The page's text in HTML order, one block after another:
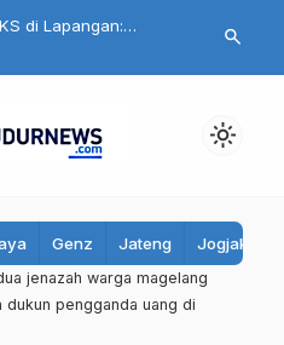
di Lapangan:
Kain Kaku hingga Ada
Cuma
Mall
search
light_mode
Genz Jateng Jogjakarta
jenazah warga magelang
pengganda uang di